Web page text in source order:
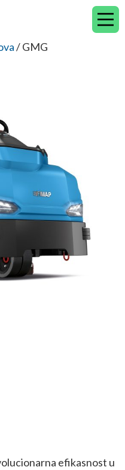
/ GMG
efikasnost u